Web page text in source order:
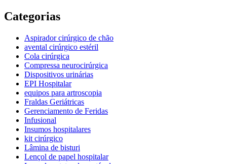
Categorias
Aspirador cirúrgico de chão
avental cirúrgico estéril
Cola cirúrgica
Compressa neurocirúrgica
Dispositivos urinárias
EPI Hospitalar
equipos para artroscopia
Fraldas Geriátricas
Gerenciamento de Feridas
Infusional
Insumos hospitalares
kit cirúrgico
Lâmina de bisturi
Lençol de papel hospitalar